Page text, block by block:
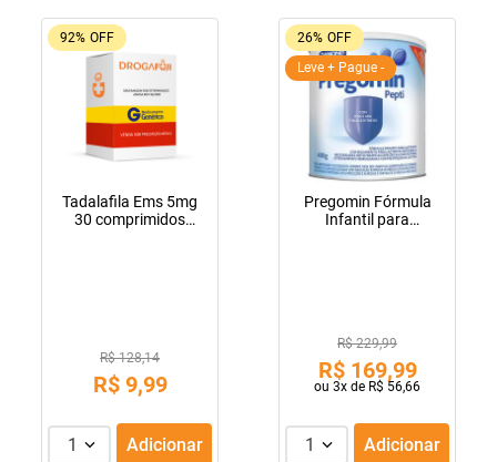
92% OFF
Tadalafila Ems 5mg
30 comprimidos
R$ 128,14
R$ 9,99
1 Adicionar
26% OFF
Leve + Pague -
Pregomin Fórmula
Infantil para
R$ 229,99
R$ 169,99
ou 3x de R$ 56,66
1 Adicionar